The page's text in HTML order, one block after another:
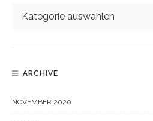
ARCHIVE
NOVEMBER 2020